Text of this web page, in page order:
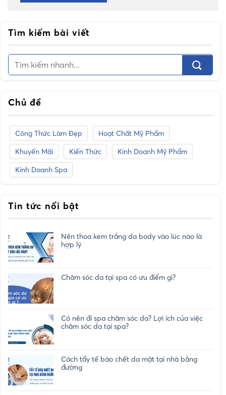
Tìm kiếm bài viết
Chủ đề
Công Thức Làm Đẹp
Hoạt Chất Mỹ Phẩm
Khuyến Mãi
Kiến Thức
Kinh Doanh Mỹ Phẩm
Kinh Doanh Spa
Tin tức nổi bật
Nên thoa kem trắng da body vào lúc nào là
hợp lý
Chăm sóc da tại spa có ưu điểm gì?
Có nên đi spa chăm sóc da? Lợi ích của việc
chăm sóc da tại spa?
Cách tẩy tế bào chết da mặt tại nhà bằng
đường